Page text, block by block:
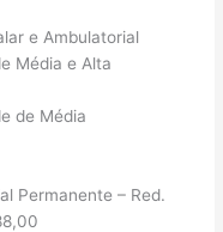
e Ambulatorial
Média e Alta
de Média
Permanente – Red.